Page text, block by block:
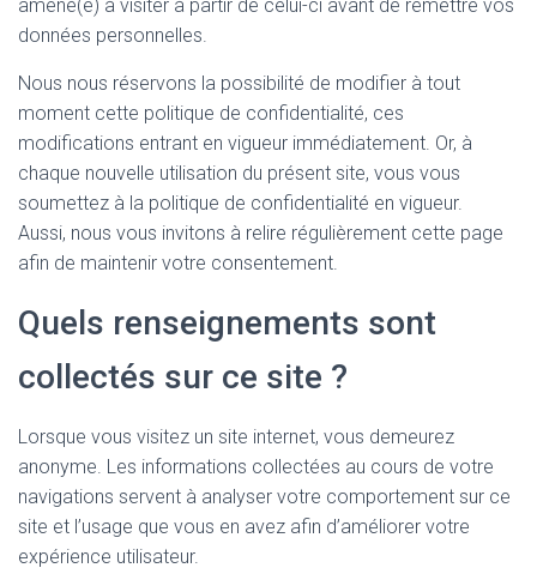
amené(e) à visiter à partir de celui-ci avant de remettre vos
données personnelles.
Nous nous réservons la possibilité de modifier à tout
moment cette politique de confidentialité, ces
modifications entrant en vigueur immédiatement. Or, à
chaque nouvelle utilisation du présent site, vous vous
soumettez à la politique de confidentialité en vigueur.
Aussi, nous vous invitons à relire régulièrement cette page
afin de maintenir votre consentement.
Quels renseignements sont
collectés sur ce site ?
Lorsque vous visitez un site internet, vous demeurez
anonyme. Les informations collectées au cours de votre
navigations servent à analyser votre comportement sur ce
site et l’usage que vous en avez afin d’améliorer votre
expérience utilisateur.